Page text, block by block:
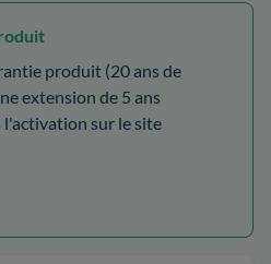
produit (20 ans de
extension de 5 ans
sur le site